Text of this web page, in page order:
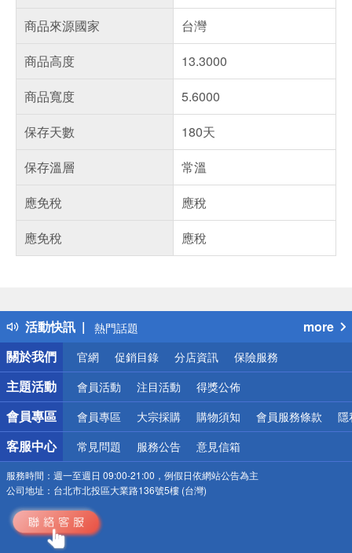
商品來源國家
台灣
商品高度
13.3000
商品寬度
5.6000
保存天數
180天
保存溫層
常溫
應免稅
應稅
應免稅
應稅
活動快訊
得獎公告
熱門話題
銀行優惠
偏遠地區配送
詐騙網頁！請小心！
more
關於我們
官網 促銷目錄 分店資訊 保險服務
主題活動 會員活動 注目活動 得獎公佈
會員專區 會員專區 大宗採購 購物須知 會員服務條款 隱
客服中心 常見問題 服務公告 意見信箱
服務時間： 週一至週日 09:00-21:00，例假日依網站公告為主
公司地址： 台北市北投區大業路136號5樓 (台灣)